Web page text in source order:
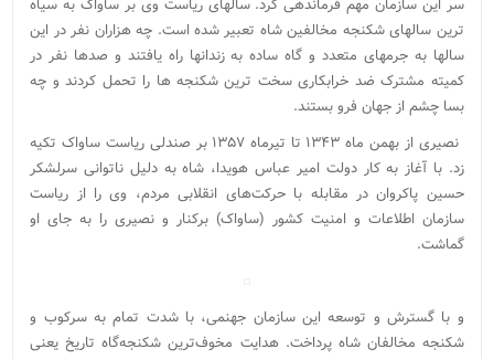
سر این سازمان مهم فرماندهی کرد. سالهای ریاست وی بر ساواک به سیاه
ترین سالهای شکنجه مخالفین شاه تعبیر شده است. چه هزاران نفر در این
سالها به جرمهای متعدد و گاه ساده به زندانها راه یافتند و صدها نفر در
کمیته مشترک ضد خرابکاری سخت ترین شکنجه ها را تحمل کردند و چه
بسا چشم از جهان فرو بستند.
نصیری از بهمن ماه ۱۳۴۳ تا تیرماه ۱۳۵۷ بر صندلی ریاست ساواک تکیه
زد. با آغاز به کار دولت امیر عباس هویدا، شاه به دلیل ناتوانی سرلشکر
حسین پاکروان در مقابله با حرکت‌های انقلابی مردم، وی را از ریاست
سازمان اطلاعات و امنیت کشور (ساواک) برکنار و نصیری را به جای او
گماشت.
و با گسترش و توسعه این سازمان جهنمی، با شدت تمام به سرکوب و
شکنجه مخالفان شاه پرداخت. هدایت مخوف‌ترین شکنجه‌گاه تاریخ یعنی